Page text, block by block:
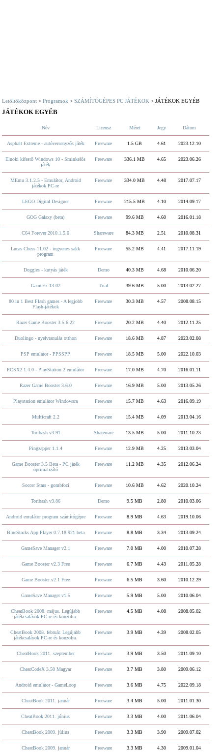
Letöltőközpont >Programok >SZÁMÍTÓGÉPES PC JÁTÉKOK > JÁTÉKOK EGYÉB
JÁTÉKOK EGYÉB
Név Licensz Méret Jegy Dátum
Asphalt Extreme - autóversenyzős játék Freeware 1.5 GB 4.61 2023.12.10
Elnöki kifestő Windows 10 - Sminkelős
játék
Freeware 336.1 MB 4.65 2023.06.26
MEmu 3.1.2.5 - Emulátor, Android
játékok PC-re
Freeware 334.0 MB 4.48 2017.07.17
LEGO Digital Designer Freeware 215.5 MB 4.10 2014.09.17
GOG Galaxy (beta) Freeware 99.6 MB 4.60 2016.01.18
C64 Forever 2010.1.5.0 Shareware 84.3 MB 2.51 2010.08.31
Lucas Chess 11.02 - ingyenes sakk
program
Freeware 55.2 MB 4.41 2017.11.19
Doggies - kutyás játék Demo 40.3 MB 4.68 2010.06.20
GameEx 13.02 Trial 39.6 MB 5.00 2013.02.27
80 in 1 Best Flash games - A legjobb
Flash-játékok
Freeware 30.3 MB 4.57 2008.08.15
Razer Game Booster 3.5.6.22 Freeware 20.2 MB 4.40 2012.11.25
Duolingo - nyelvtanulás otthon Freeware 18.6 MB 4.87 2023.02.08
PSP emulátor - PPSSPP Freeware 18.5 MB 5.00 2022.10.03
PCSX2 1.4.0 - PlayStation 2 emulátor Freeware 17.0 MB 4.70 2016.01.11
Razer Game Booster 3.6.0 Freeware 16.9 MB 5.00 2013.05.26
Playstation emulátor Windowsra Freeware 15.7 MB 4.63 2016.09.19
Multicraft 2.2 Freeware 15.4 MB 4.09 2013.04.16
Toribash v3.91 Shareware 13.5 MB 5.00 2011.10.23
Pingzapper 1.1.4 Freeware 12.9 MB 4.25 2013.03.04
Game Booster 3.5 Beta - PC játék
optimalizáló
Freeware 11.2 MB 4.35 2012.06.24
Soccer Stars - gombfoci Freeware 10.6 MB 4.62 2020.10.24
Toribash v3.86 Demo 9.5 MB 2.80 2010.03.06
Android emulátor program számítógépre Freeware 8.9 MB 4.63 2019.10.06
BlueStacks App Player 0.7.18.921 beta Freeware 8.8 MB 3.34 2013.09.24
GameSave Manager v2.1 Freeware 7.0 MB 4.00 2010.07.28
Game Booster v2.3 Free Freeware 6.7 MB 4.43 2011.05.28
Game Booster v2.1 Free Freeware 6.5 MB 3.60 2010.12.29
GameSave Manager v1.5 Freeware 5.9 MB 5.00 2010.06.04
CheatBook 2008. május. Legújabb
játékcsalások PC-re és konzolra.
Freeware 4.5 MB 4.08 2008.05.02
CheatBook 2008. február. Legújabb
játékcsalások PC-re és konzolra.
Freeware 3.9 MB 4.39 2008.02.05
CheatBook 2011. szeptember Freeware 3.9 MB 3.50 2011.09.10
CheatCodeX 3.50 Magyar Freeware 3.7 MB 3.80 2009.06.12
Android emulátor - GameLoop Freeware 3.6 MB 4.75 2022.09.18
CheatBook 2011. január Freeware 3.4 MB 5.00 2011.01.30
CheatBook 2011. június Freeware 3.3 MB 4.00 2011.06.04
CheatBook 2009. július Freeware 3.3 MB 3.90 2009.07.02
CheatBook 2009. január Freeware 3.3 MB 4.30 2009.01.04